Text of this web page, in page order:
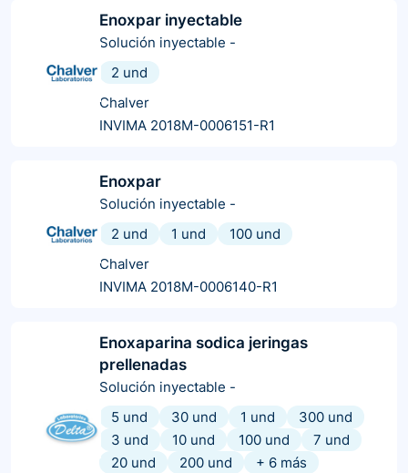
Enoxpar inyectable
Solución inyectable -
2 und
Chalver
INVIMA 2018M-0006151-R1
Enoxpar
Solución inyectable -
2 und
1 und
100 und
Chalver
INVIMA 2018M-0006140-R1
Enoxaparina sodica jeringas
prellenadas
Solución inyectable -
5 und
30 und 1 und
300 und
3 und
10 und 100 und
7 und
20 und
200 und + 6 más